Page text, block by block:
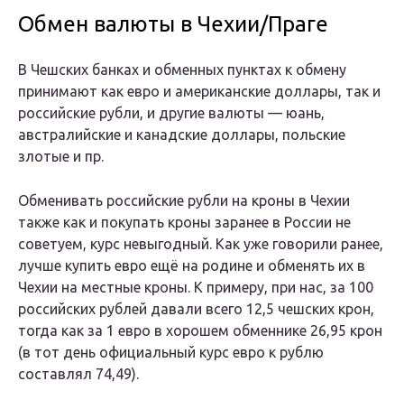
Обмен валюты в Чехии/Праге
В Чешских банках и обменных пунктах к обмену
принимают как евро и американские доллары, так и
российские рубли, и другие валюты — юань,
австралийские и канадские доллары, польские
злотые и пр.
Обменивать российские рубли на кроны в Чехии
также как и покупать кроны заранее в России не
советуем, курс невыгодный. Как уже говорили ранее,
лучше купить евро ещё на родине и обменять их в
Чехии на местные кроны. К примеру, при нас, за 100
российских рублей давали всего 12,5 чешских крон,
тогда как за 1 евро в хорошем обменнике 26,95 крон
(в тот день официальный курс евро к рублю
составлял 74,49).